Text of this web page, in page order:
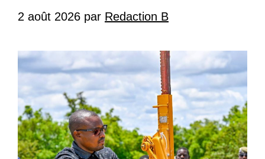
2 août 2026 par Redaction B